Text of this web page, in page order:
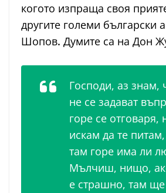
когото изпраща своя
другите големи български
Шопов. Думите са на Дон
Господи, аз знам,
не се задават
горе се отговаря,
искам да те
там горе има ли
Мълчиш, нищо,
е страшно, там